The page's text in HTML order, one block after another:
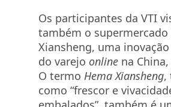
Os participantes da VTI
também o supermercado
Xiansheng, uma
do varejo online na
O termo Hema Xiansheng,
como “frescor e